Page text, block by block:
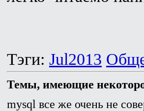
Тэги: Jul2013
Темы, имеющие
mysql все же очень не